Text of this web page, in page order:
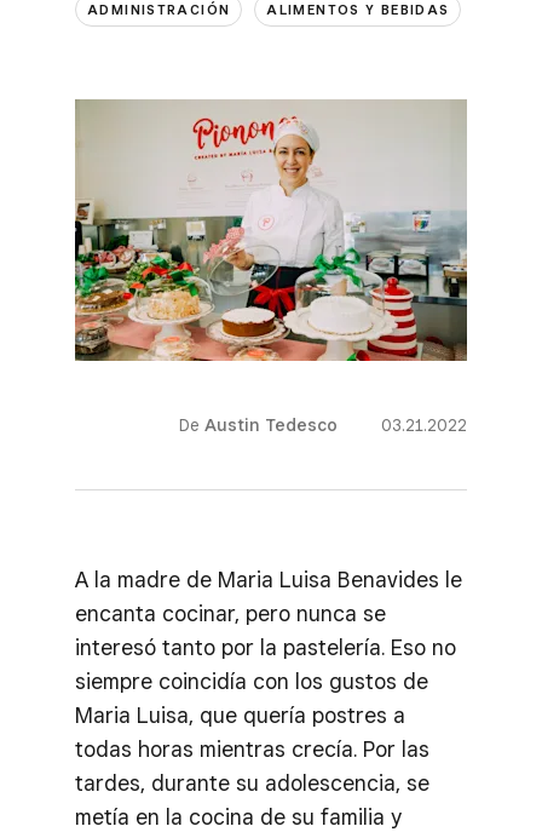
ADMINISTRACIÓN ALIMENTOS Y BEBIDAS
De Austin Tedesco 03.21.2022
A la madre de Maria Luisa Benavides le
encanta cocinar, pero nunca se
interesó tanto por la pastelería. Eso no
siempre coincidía con los gustos de
Maria Luisa, que quería postres a
todas horas mientras crecía. Por las
tardes, durante su adolescencia, se
metía en la cocina de su familia y